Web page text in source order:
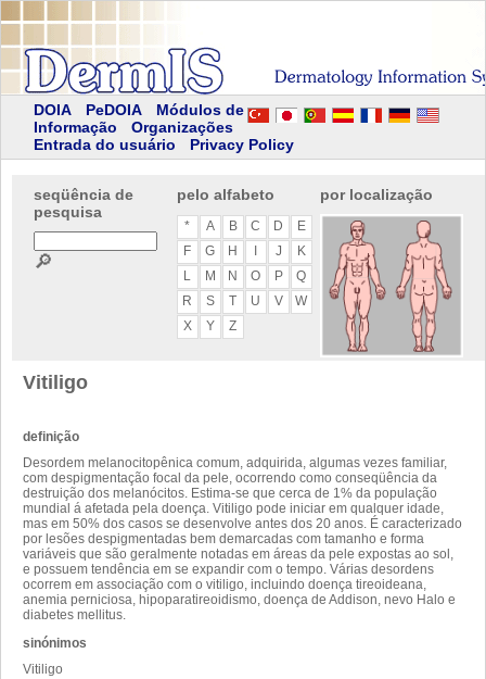
DOIA PeDOIA
Módulos de
Informação
Organizações
Entrada do usuário
Privacy Policy
seqüência de
pesquisa
🔎
pelo alfabeto
* A B C D
E
F
G H J
K
L
M N O P
Q
R
S T U V
W
X
Y Z
por localização
Vitiligo
definição
Desordem melanocitopênica comum, adquirida, algumas vezes familiar,
com despigmentação focal da pele, ocorrendo como conseqüência da
destruição dos melanócitos. Estima-se que cerca de 1% da população
mundial á afetada pela doença. Vitiligo pode iniciar em qualquer idade,
mas em 50% dos casos se desenvolve antes dos 20 anos. É caracterizado
por lesões despigmentadas bem demarcadas com tamanho e forma
variáveis que são geralmente notadas em áreas da pele expostas ao sol,
e possuem tendência em se expandir com o tempo. Várias desordens
ocorrem em associação com o vitiligo, incluindo doença tireoideana,
anemia perniciosa, hipoparatireoidismo, doença de Addison, nevo Halo e
diabetes mellitus.
sinónimos
Vitiligo